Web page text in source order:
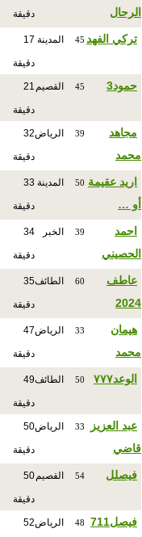
الرحال
دقيقة
تركي الفهد 45 المدينة 17
دقيقة
حمود3 45 القصيم 21
دقيقة
مجاهد
محمد
39 الرياض32
دقيقة
اريد عقيمة
أو …
50 المدينة 33
دقيقة
احمد
الحصيني
39 الخبر 34
دقيقة
عاطف
2024
60 الطائف35
دقيقة
هيمان
محمد
33 الرياض47
دقيقة
الوعد٧٧٧ 50 الطائف49
دقيقة
عبد العزيز
قاضي
33 الرياض50
دقيقة
فيصلل 54 القصيم50
دقيقة
فيصل711
48 الرياض52